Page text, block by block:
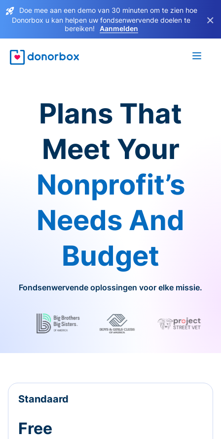
Doe mee aan een demo van 30 minuten om te zien hoe
Donorbox u kan helpen uw fondsenwervende doelen te
bereiken!
Aanmelden
×
Plans That
Meet Your
Nonprofit’s
Needs And
Budget
Fondsenwervende oplossingen voor elke missie.
Standaard
Free